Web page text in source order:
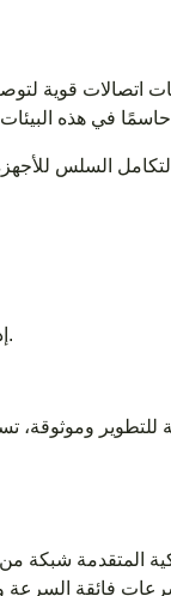
اتصالات قوية
السلس
إدارة محسنة لحركة المرور باستخدام بيانات الاستشعار في الوقت الحقيقي.
للتطوير وموثوقة،
سرعات فائقة